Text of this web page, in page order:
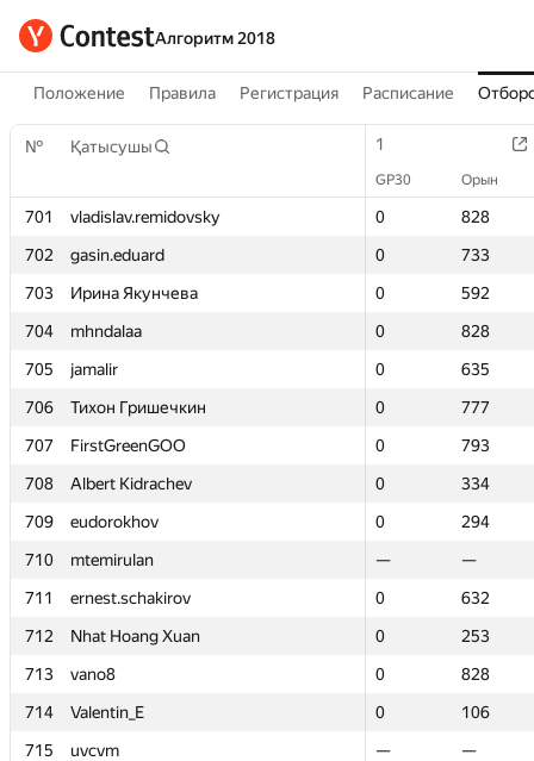
Алгоритм 2018
Положение Правила Регистрация Расписание
№ Қатысушы 1
GP30 Орын
701 vladislav.remidovsky 0
828
702
gasin.eduard 0
733
703
Ирина Якунчева 0
592
704
mhndalaa 0
828
705
jamalir 0
635
706
Тихон Гришечкин 0
777
707
FirstGreenGOO 0
793
708
Albert Kidrachev 0
334
709
eudorokhov 0
294
710
mtemirulan —
—
711
ernest.schakirov 0
632
712
Nhat Hoang Xuan 0
253
713
vano8 0
828
714
Valentin_E 0
106
715
uvcvm —
—
№ Қатысушы 1
GP30 Орын
701 vladislav.remidovsky 0
828
702
gasin.eduard 0
733
703
Ирина Якунчева 0
592
704
mhndalaa 0
828
705
jamalir 0
635
706
Тихон Гришечкин 0
777
707
FirstGreenGOO 0
793
708
Albert Kidrachev 0
334
709
eudorokhov 0
294
710
mtemirulan —
—
711
ernest.schakirov 0
632
712
Nhat Hoang Xuan 0
253
713
vano8 0
828
714
Valentin_E 0
106
715
uvcvm —
—